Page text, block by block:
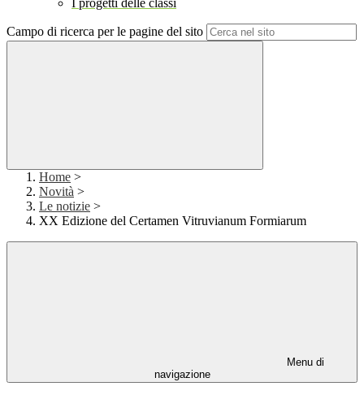
I progetti delle classi
Campo di ricerca per le pagine del sito
Home >
Novità >
Le notizie >
XX Edizione del Certamen Vitruvianum Formiarum
Menu di
navigazione